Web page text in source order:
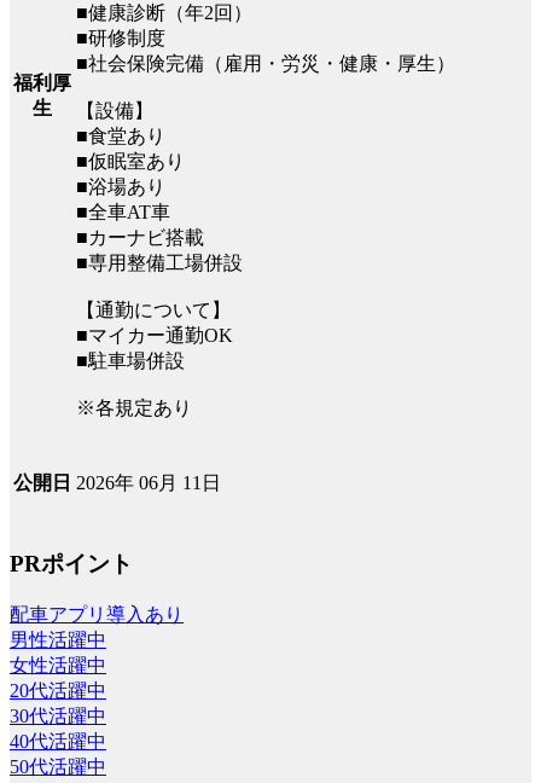
福利厚
生
■健康診断（年2回）
■研修制度
■社会保険完備（雇用・労災・健康・厚生）
【設備】
■食堂あり
■仮眠室あり
■浴場あり
■全車AT車
■カーナビ搭載
■専用整備工場併設
【通勤について】
■マイカー通勤OK
■駐車場併設
※各規定あり
公開日 2026年 06月 11日
PRポイント
配車アプリ導入あり
男性活躍中
女性活躍中
20代活躍中
30代活躍中
40代活躍中
50代活躍中